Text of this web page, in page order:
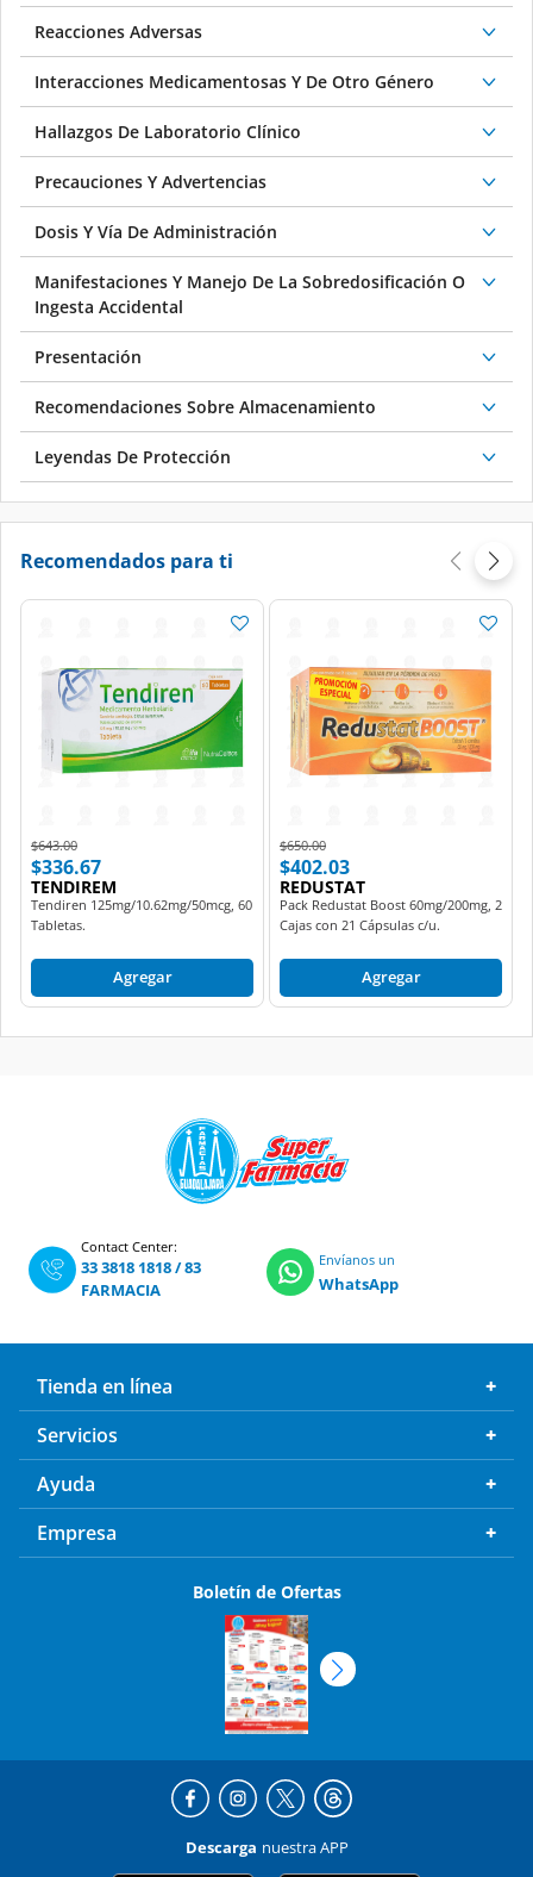
Reacciones Adversas
Interacciones Medicamentosas Y De Otro Género
Hallazgos De Laboratorio Clínico
Precauciones Y Advertencias
Dosis Y Vía De Administración
Manifestaciones Y Manejo De La Sobredosificación O
Ingesta Accidental
Presentación
Recomendaciones Sobre Almacenamiento
Leyendas De Protección
Recomendados para ti
Price reduced from
$643.00to
$336.67
TENDIREM
Tendiren 125mg/10.62mg/50mcg, 60
Tabletas.
Agregar
Price reduced from
$650.00to
$402.03
REDUSTAT
Pack Redustat Boost 60mg/200mg, 2
Cajas con 21 Cápsulas c/u.
Agregar
Contact Center:
33 3818 1818/83
FARMACIA
Envíanos un
WhatsApp
Tienda en línea
Servicios
Ayuda
Empresa
Boletín de Ofertas
Descarga nuestra APP